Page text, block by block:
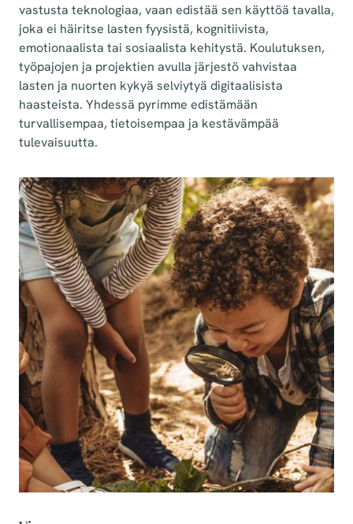
vastusta teknologiaa, vaan edistää sen käyttöä tavalla,
joka ei häiritse lasten fyysistä, kognitiivista,
emotionaalista tai sosiaalista kehitystä. Koulutuksen,
työpajojen ja projektien avulla järjestö vahvistaa
lasten ja nuorten kykyä selviytyä digitaalisista
haasteista. Yhdessä pyrimme edistämään
turvallisempaa, tietoisempaa ja kestävämpää
tulevaisuutta.